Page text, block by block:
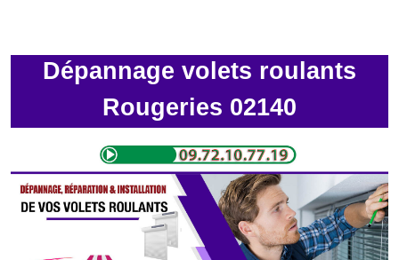
Dépannage volets roulants
Rougeries 02140